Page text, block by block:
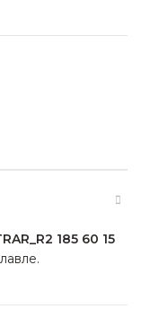
185 60 15